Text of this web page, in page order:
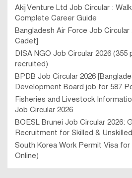
Akij Venture Ltd Job Circular :
Complete Career Guide
Bangladesh Air Force Job
Cadet]
DISA NGO Job Circular 2026 (355
recruited)
BPDB Job Circular 2026
Development Board job for 587
Fisheries and Livestock
Job Circular 2026
BOESL Brunei Job Circular 2026:
Recruitment for Skilled &
South Korea Work Permit Visa
Online)